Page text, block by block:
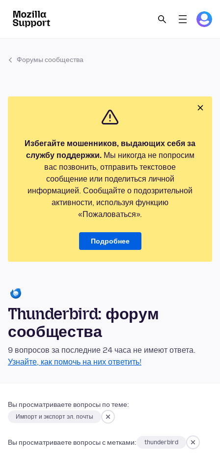
Форумы сообщества
Избегайте мошенников, выдающих себя за
службу поддержки.Мы никогда не попросим
вас позвонить, отправить текстовое
сообщение или поделиться личной
информацией. Сообщайте о подозрительной
активности, используя функцию
«Пожаловаться».
Подробнее
Thunderbird: форум
сообщества
9 вопросов за последние 24 часа не имеют ответа.
Узнайте, как помочь на них ответить!
Вы просматриваете вопросы по теме:
Импорт и экспорт эл. почты
Вы просматриваете вопросы с метками: thunderbird